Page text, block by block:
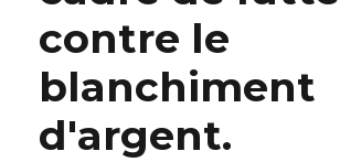
contre le
blanchiment
d'argent.